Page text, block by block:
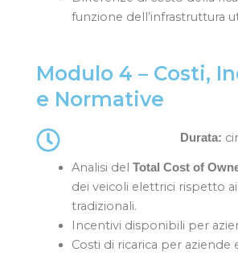
funzione dell’infrastruttura
Modulo 4 – Costi,
e Normative
Durata:
Analisi del Total Cost of
dei veicoli elettrici rispetto
tradizionali.
Incentivi disponibili per
Costi di ricarica per aziende